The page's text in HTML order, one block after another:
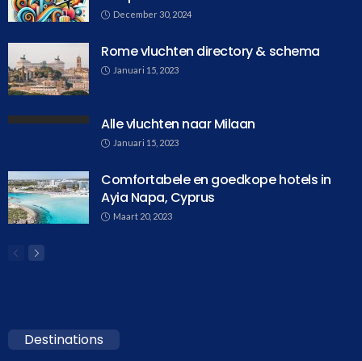
December 30, 2024
Rome vluchten directory & schema
Januari 15, 2023
Alle vluchten naar Milaan
Januari 15, 2023
Comfortabele en goedkope hotels in
Ayia Napa, Cyprus
Maart 20, 2023
Destinations